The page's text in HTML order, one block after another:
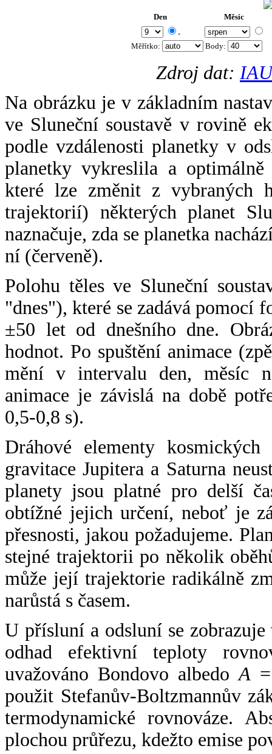
Den Měsíc
.
Měřítko: Body:
Zdroj dat:
Na obrázku je v základním
ve Sluneční soustavě v rovině
podle vzdálenosti planetky v
planetky vykreslila a
které lze změnit z vybraných
trajektorií) některých planet
naznačuje, zda se planetka
ní (červeně).
Polohu těles ve Sluneční
"dnes"), které se zadává pomocí
±50 let od dnešního dne.
hodnot. Po spuštění animace
mění v intervalu den, měsíc
animace je závislá na době
0,5-0,8 s).
Dráhové elementy
gravitace Jupitera a Saturna
planety jsou platné pro delší
obtížné jejich určení, neboť je
přesnosti, jakou požadujeme.
stejné trajektorii po několik
může její trajektorie radikálně
narůstá s časem.
U přísluní a odsluní se
odhad efektivní teploty
uvažováno Bondovo albedoA
použit Stefanův-Boltzmannův
termodynamické rovnováze.
plochou průřezu, kdežto emise